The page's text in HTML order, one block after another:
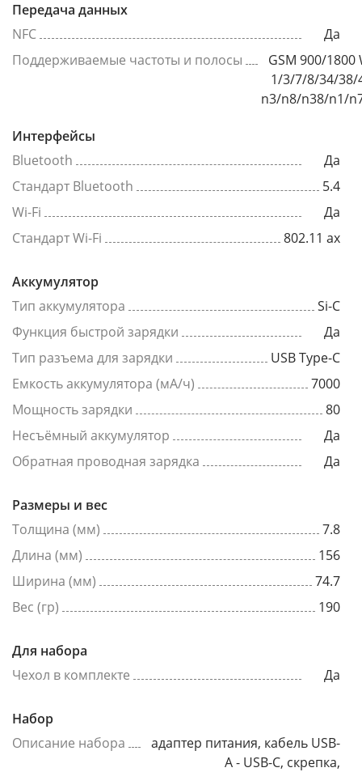
Передача данных
NFC
Да
Поддерживаемые частоты и полосы
GSM 900/1800
1/3/7/8/34/38/
n3/n8/n38/n1/
Интерфейсы
Bluetooth
Да
Стандарт Bluetooth
5.4
Wi-Fi
Да
Стандарт Wi-Fi
802.11 ax
Аккумулятор
Тип аккумулятора
Si-C
Функция быстрой зарядки
Да
Тип разъема для зарядки
USB Type-C
Емкость аккумулятора (мА/ч)
7000
Мощность зарядки
80
Несъёмный аккумулятор
Да
Обратная проводная зарядка
Да
Размеры и вес
Толщина (мм)
7.8
Длина (мм)
156
Ширина (мм)
74.7
Вес (гр)
190
Для набора
Чехол в комплекте
Да
Набор
Описание набора
адаптер питания, кабель USB-
A - USB-C, скрепка,